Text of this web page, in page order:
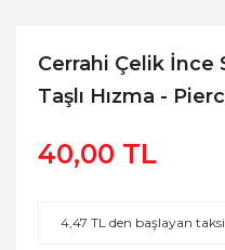
Cerrahi Çelik İnce
Taşlı Hızma -
40,00 TL
4,47 TL den başlayan